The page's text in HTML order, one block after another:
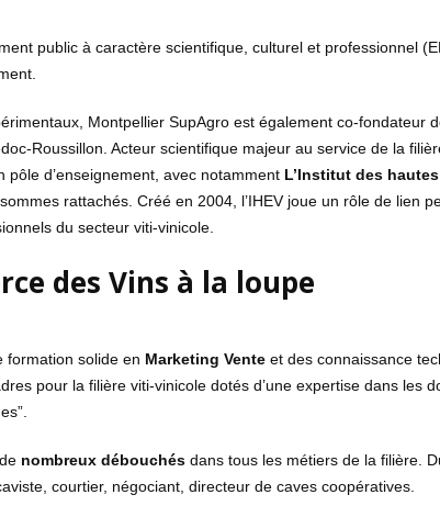
public à caractère scientifique, culturel et professionnel
Montpellier SupAgro est également co-fondateur
Roussillon. Acteur scientifique majeur au service de la
pôle d’enseignement, avec notamment L’Institut des
rattachés. Créé en 2004, l’IHEV joue un rôle de lien
du secteur viti-vinicole.
des Vins à la loupe
formation solide en Marketing Vente et des connaissance
pour la filière viti-vinicole dotés d’une expertise dans les
nombreux débouchés dans tous les métiers de la filière.
courtier, négociant, directeur de caves coopératives.